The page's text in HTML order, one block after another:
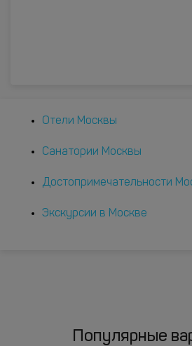
Отели Москвы
Санатории Москвы
Достопримечательности
Экскурсии в Москве
Популярные